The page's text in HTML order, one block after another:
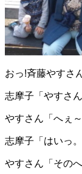
おっ!斉藤やすさ
志摩子「やすさ
やすさん「へぇ
志摩子「はいっ
やすさん「その